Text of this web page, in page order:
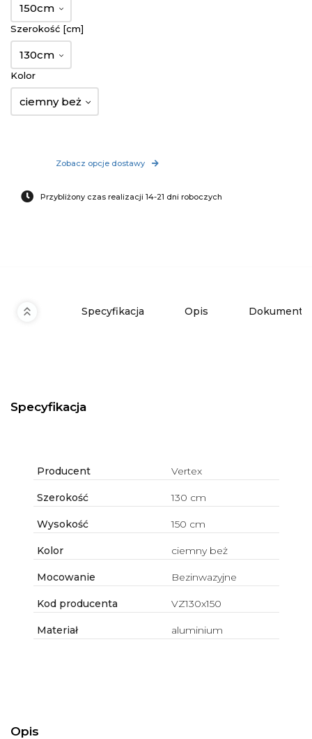
150cm
Szerokość [cm]
130cm
Kolor
ciemny beż
Zobacz opcje dostawy
Przybliżony czas realizacji 14-21 dni roboczych
Specyfikacja Opis Dokumenty
Specyfikacja
Producent Vertex
Szerokość 130 cm
Wysokość 150 cm
Kolor ciemny beż
Mocowanie Bezinwazyjne
Kod producenta VZ130x150
Materiał aluminium
Opis